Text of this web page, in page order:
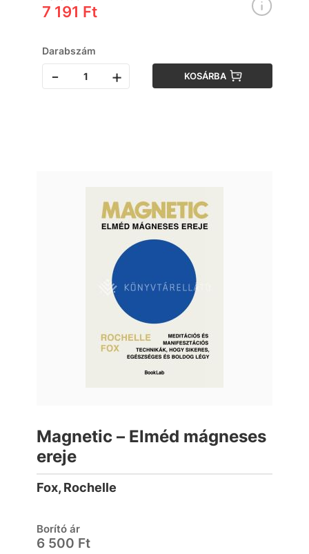
7 191 Ft
Darabszám
- + KOSÁRBA
Magnetic – Elméd mágneses
ereje
Fox, Rochelle
Borító ár
6 500 Ft